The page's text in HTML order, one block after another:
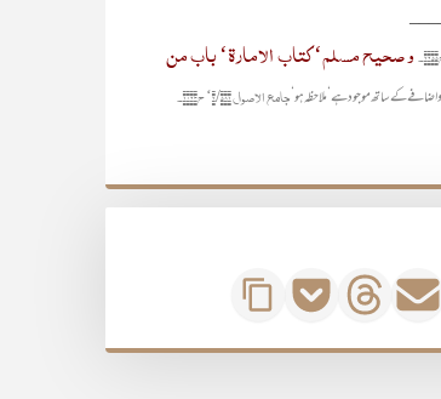
و صحیح مسلم‘ کتاب الامارۃ‘ باب من
کے ساتھ موجود ہے‘ ملاحظہ ہو‘جامع الاصول ۲/۵۸۱‘ ح۱۰۶۳۔